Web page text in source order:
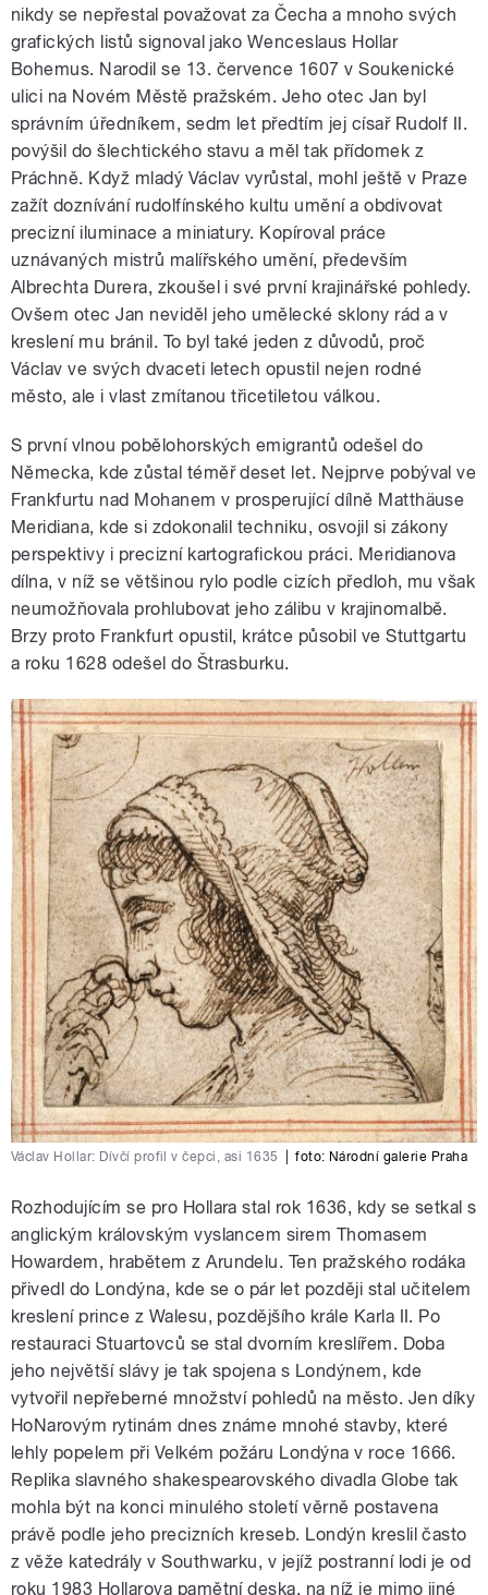
nikdy se nepřestal považovat za Čecha a mnoho svých
grafických listů signoval jako Wenceslaus Hollar
Bohemus. Narodil se 13. července 1607 v Soukenické
ulici na Novém Městě pražském. Jeho otec Jan byl
správním úředníkem, sedm let předtím jej císař Rudolf II.
povýšil do šlechtického stavu a měl tak přídomek z
Práchně. Když mladý Václav vyrůstal, mohl ještě v Praze
zažít doznívání rudolfínského kultu umění a obdivovat
precizní iluminace a miniatury. Kopíroval práce
uznávaných mistrů malířského umění, především
Albrechta Durera, zkoušel i své první krajinářské pohledy.
Ovšem otec Jan neviděl jeho umělecké sklony rád a v
kreslení mu bránil. To byl také jeden z důvodů, proč
Václav ve svých dvaceti letech opustil nejen rodné
město, ale i vlast zmítanou třicetiletou válkou.
S první vlnou pobělohorských emigrantů odešel do
Německa, kde zůstal téměř deset let. Nejprve pobýval ve
Frankfurtu nad Mohanem v prosperující dílně Matthäuse
Meridiana, kde si zdokonalil techniku, osvojil si zákony
perspektivy i precizní kartografickou práci. Meridianova
dílna, v níž se většinou rylo podle cizích předloh, mu však
neumožňovala prohlubovat jeho zálibu v krajinomalbě.
Brzy proto Frankfurt opustil, krátce působil ve Stuttgartu
a roku 1628 odešel do Štrasburku.
Václav Hollar: Dívčí profil v čepci, asi 1635 foto: Národní galerie Praha
Rozhodujícím se pro Hollara stal rok 1636, kdy se setkal s
anglickým královským vyslancem sirem Thomasem
Howardem, hrabětem z Arundelu. Ten pražského rodáka
přivedl do Londýna, kde se o pár let později stal učitelem
kreslení prince z Walesu, pozdějšího krále Karla II. Po
restauraci Stuartovců se stal dvorním kreslířem. Doba
jeho největší slávy je tak spojena s Londýnem, kde
vytvořil nepřeberné množství pohledů na město. Jen díky
HoNarovým rytinám dnes známe mnohé stavby, které
lehly popelem při Velkém požáru Londýna v roce 1666.
Replika slavného shakespearovského divadla Globe tak
mohla být na konci minulého století věrně postavena
právě podle jeho precizních kreseb. Londýn kreslil často
z věže katedrály v Southwarku, v jejíž postranní lodi je od
roku 1983 Hollarova pamětní deska, na níž je mimo jiné